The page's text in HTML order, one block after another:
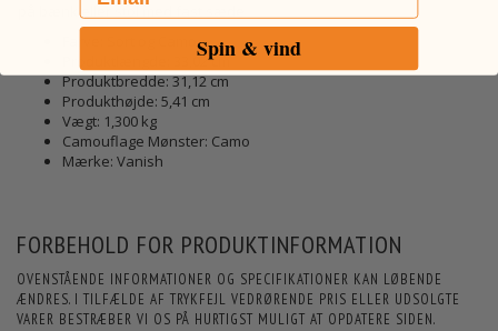
på bænk eller stol med fast sæde
Farve: Sort og Camo
Produktlængde: 33,02 cm
Produktbredde: 31,12 cm
Produkthøjde: 5,41 cm
Vægt: 1,300 kg
Camouflage Mønster: Camo
Mærke: Vanish
FORBEHOLD FOR PRODUKTINFORMATION
OVENSTÅENDE INFORMATIONER OG SPECIFIKATIONER KAN LØBENDE
ÆNDRES. I TILFÆLDE AF TRYKFEJL VEDRØRENDE PRIS ELLER UDSOLGTE
VARER BESTRÆBER VI OS PÅ HURTIGST MULIGT AT OPDATERE SIDEN.
Spin & vind